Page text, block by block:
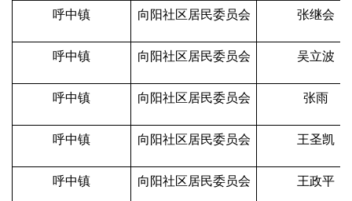
呼中镇 向阳社区居民委员会 张继会
呼中镇 向阳社区居民委员会 吴立波
呼中镇 向阳社区居民委员会 张雨
呼中镇 向阳社区居民委员会 王圣凯
呼中镇 向阳社区居民委员会 王政平